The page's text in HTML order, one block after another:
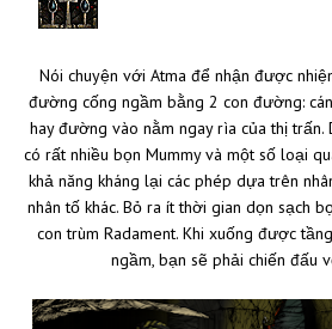
Nói chuyện với Atma để nhận được
đường cống ngầm bằng 2 con đường:
hay đường vào nằm ngay rìa của thị trấn.
có rất nhiều bọn Mummy và một số loại
khả năng kháng lại các phép dựa trên
nhân tố khác. Bỏ ra ít thời gian dọn sạch
con trùm Radament. Khi xuống được
ngầm, bạn sẽ phải chiến đấu